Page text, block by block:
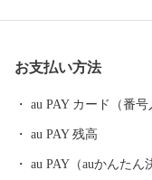
お支払い方法
au PAY カード（番号
au PAY 残高
au PAY（auかんた